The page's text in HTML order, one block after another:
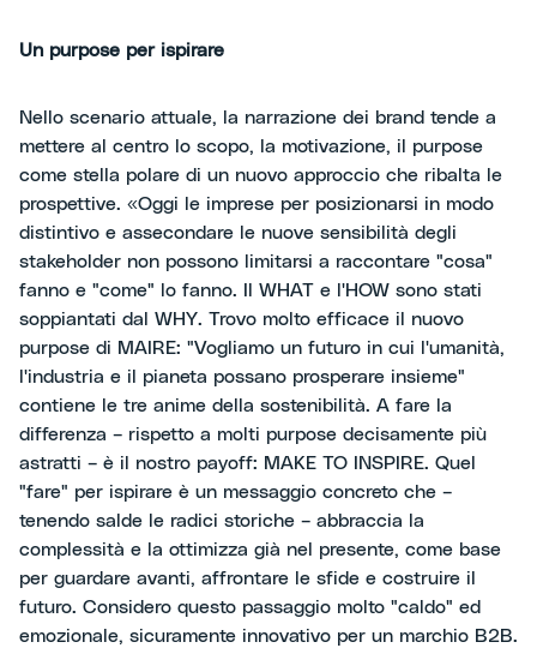
Un purpose per ispirare
Nello scenario attuale, la narrazione dei brand tende a
mettere al centro lo scopo, la motivazione, il purpose
come stella polare di un nuovo approccio che ribalta le
prospettive. «Oggi le imprese per posizionarsi in modo
distintivo e assecondare le nuove sensibilità degli
stakeholder non possono limitarsi a raccontare "cosa"
fanno e "come" lo fanno. Il WHAT e l'HOW sono stati
soppiantati dal WHY. Trovo molto efficace il nuovo
purpose di MAIRE: "Vogliamo un futuro in cui l'umanità,
l'industria e il pianeta possano prosperare insieme"
contiene le tre anime della sostenibilità. A fare la
differenza – rispetto a molti purpose decisamente più
astratti – è il nostro payoff: MAKE TO INSPIRE. Quel
"fare" per ispirare è un messaggio concreto che –
tenendo salde le radici storiche – abbraccia la
complessità e la ottimizza già nel presente, come base
per guardare avanti, affrontare le sfide e costruire il
futuro. Considero questo passaggio molto "caldo" ed
emozionale, sicuramente innovativo per un marchio B2B.